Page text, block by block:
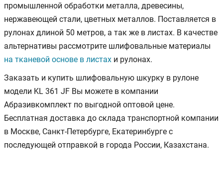
промышленной обработки металла, древесины,
нержавеющей стали, цветных металлов. Поставляется в
рулонах длиной 50 метров, а так же в листах. В качестве
альтернативы рассмотрите шлифовальные материалы
на тканевой основе в листах и рулонах.
Заказать и купить шлифовальную шкурку в рулоне
модели KL 361 JF Вы можете в компании
Абразивкомплект по выгодной оптовой цене.
Бесплатная доставка до склада транспортной компании
в Москве, Санкт-Петербурге, Екатеринбурге с
последующей отправкой в города России, Казахстана.